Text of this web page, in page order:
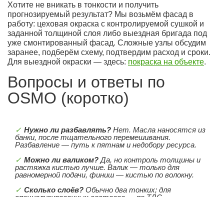
Хотите не вникать в тонкости и получить
прогнозируемый результат? Мы возьмём фасад в
работу: цеховая окраска с контролируемой сушкой и
заданной толщиной слоя либо выездная бригада под
уже смонтированный фасад. Сложные узлы обсудим
заранее, подберём схему, подтвердим расход и сроки.
Для выездной окраски — здесь: покраска на объекте.
Вопросы и ответы по
OSMO (коротко)
Нужно ли разбавлять? Нет. Масла наносятся из
банки, после тщательного перемешивания.
Разбавление — путь к пятнам и недобору ресурса.
Можно ли валиком? Да, но контроль толщины и
растяжка кистью лучше. Валик — только для
равномерной подачи, финиш — кистью по волокну.
Сколько слоёв? Обычно два тонких; для